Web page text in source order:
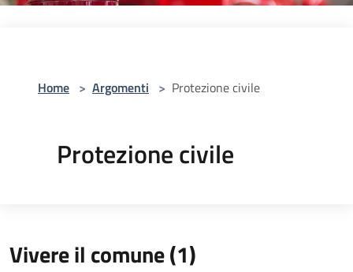
Home > Argomenti > Protezione civile
Protezione civile
Vivere il comune (1)